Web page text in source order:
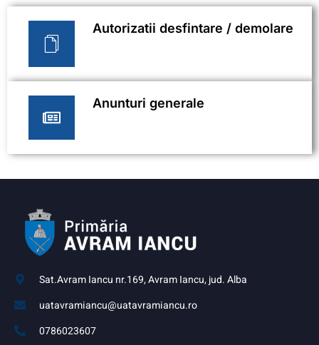
Autorizatii desfintare / demolare
Anunturi generale
Sat.Avram Iancu nr.169, Avram Iancu, jud. Alba
uatavramiancu@uatavramiancu.ro
0786023607